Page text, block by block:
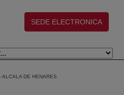
(abre en nueva ventana)
SEDE ELECTRONICA
ALCALA DE HENARES